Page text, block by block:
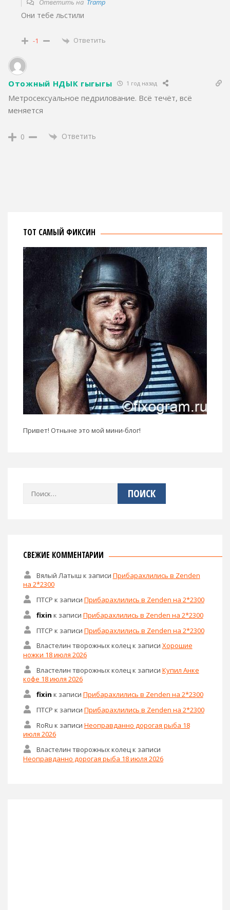
Ответить на Tramp
Они тебе льстили
-1 Ответить
Отожный НДЫК гыгыгы 1 год назад
Метросексуальное педрилование. Всё течёт, всё
меняется
0 Ответить
ТОТ САМЫЙ ФИКСИН
Привет! Отныне это мой мини-блог!
Найти:
СВЕЖИЕ КОММЕНТАРИИ
Вялый Латыш к записи Прибарахлились в Zenden
на 2*2300
ПТСР к записи Прибарахлились в Zenden на 2*2300
fixin к записи Прибарахлились в Zenden на 2*2300
ПТСР к записи Прибарахлились в Zenden на 2*2300
Властелин творожных колецк записи Хорошие
ножки 18 июля 2026
Властелин творожных колец к записи Купил Анке
кофе 18 июля 2026
fixin к записи Прибарахлились в Zenden на 2*2300
ПТСР к записи Прибарахлились в Zenden на 2*2300
RoRu к записи Неоправданно дорогая рыба 18
июля 2026
Властелин творожных колецк записи
Неоправданно дорогая рыба 18 июля 2026